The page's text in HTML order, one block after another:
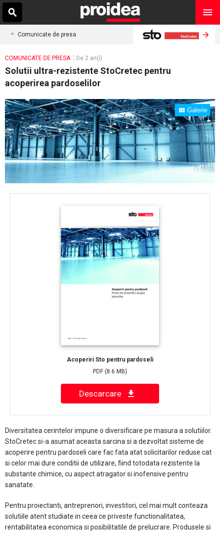
Comunicate de presa
COMUNICATE DE PRESA De 2 an(i)
Solutii ultra-rezistente StoCretec pentru
acoperirea pardoselilor
Galerie
Acoperiri Sto pentru pardoseli
PDF (8.6 MB)
Descarcare
Diversitatea cerintelor impune o diversificare pe masura a solutiilor.
StoCretec si-a asumat aceasta sarcina si a dezvoltat sisteme de
acoperire pentru pardoseli care fac fata atat solicitarilor reduse cat
si celor mai dure conditii de utilizare, fiind totodata rezistente la
substante chimice, cu aspect atragator si inofensive pentru
sanatate.
Pentru proiectanti, antreprenori, investitori, cel mai mult conteaza
solutiile atent studiate in ceea ce priveste functionalitatea,
rentabilitatea economica si posibilitatile de prelucrare. Produsele si